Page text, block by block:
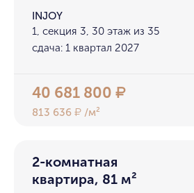
INJOY
1, секция 3, 30 этаж из 35
сдача: 1 квартал 2027
40 681 800₽
813 636₽ /м²
2-комнатная
квартира, 81 м²